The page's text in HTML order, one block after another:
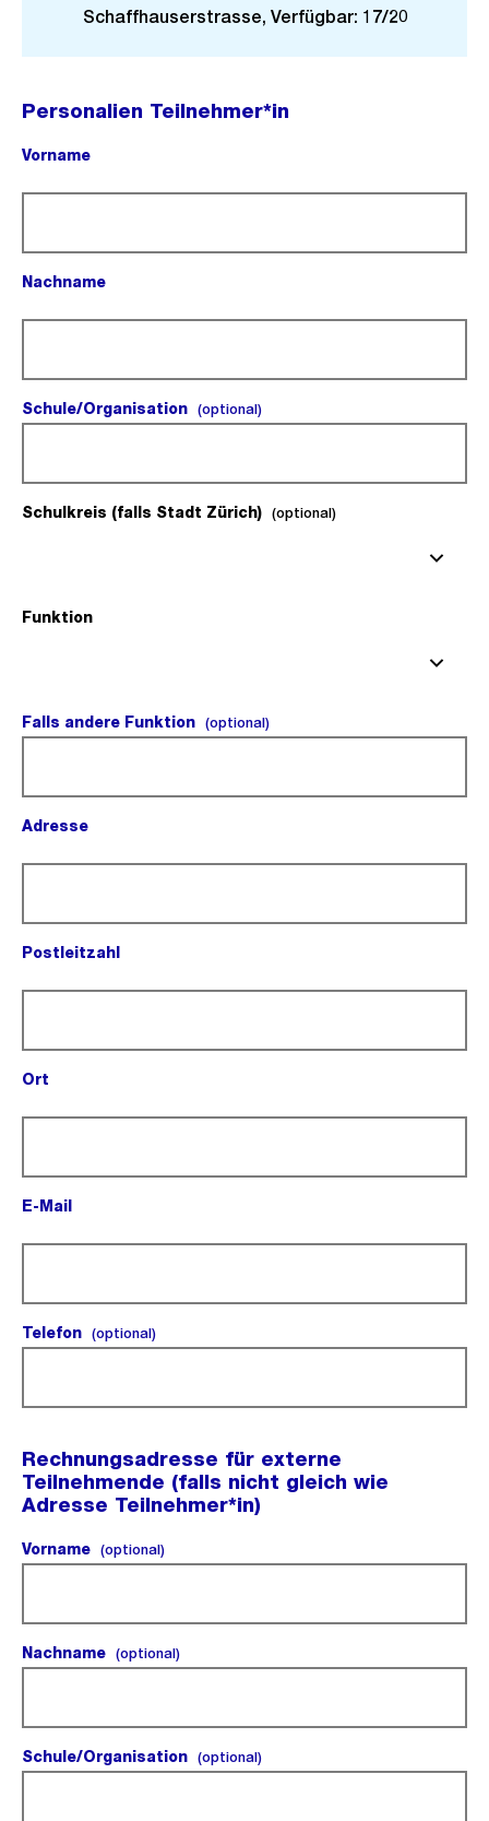
Schaffhauserstrasse, Verfügbar: 17/20
Personalien Teilnehmer*in
Vorname
Nachname
Schule/Organisation (optional)(optional).
Schulkreis (falls Stadt Zürich) (optional)(optional).
Funktion
Falls andere Funktion (optional)(optional).
Adresse
Postleitzahl
Ort
E-Mail
Telefon (optional)(optional).
Rechnungsadresse für externe
Teilnehmende (falls nicht gleich wie
Adresse Teilnehmer*in)
Vorname (optional)(optional).
Nachname (optional)(optional).
Schule/Organisation (optional)(optional).